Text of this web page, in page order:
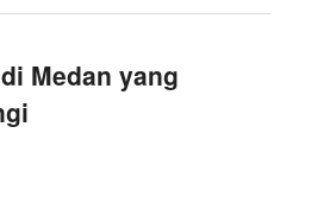
Medan yang